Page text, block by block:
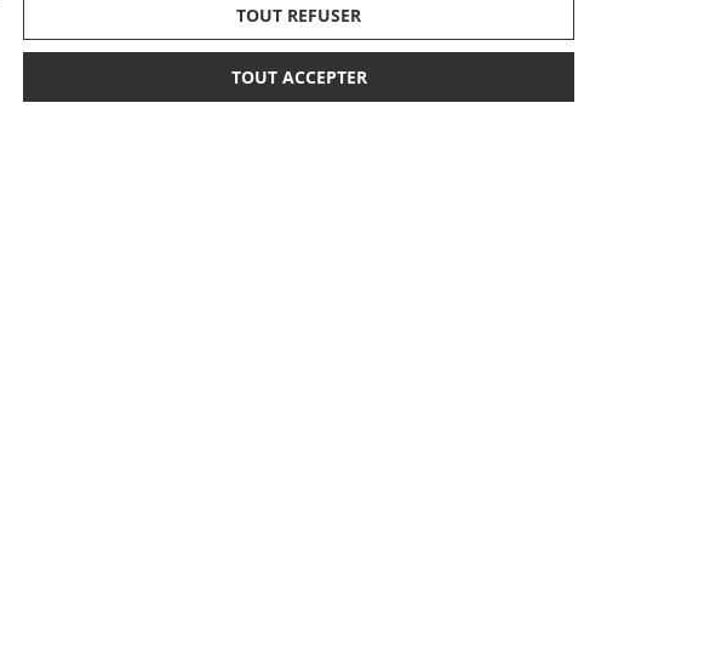
TOUT REFUSER
TOUT ACCEPTER